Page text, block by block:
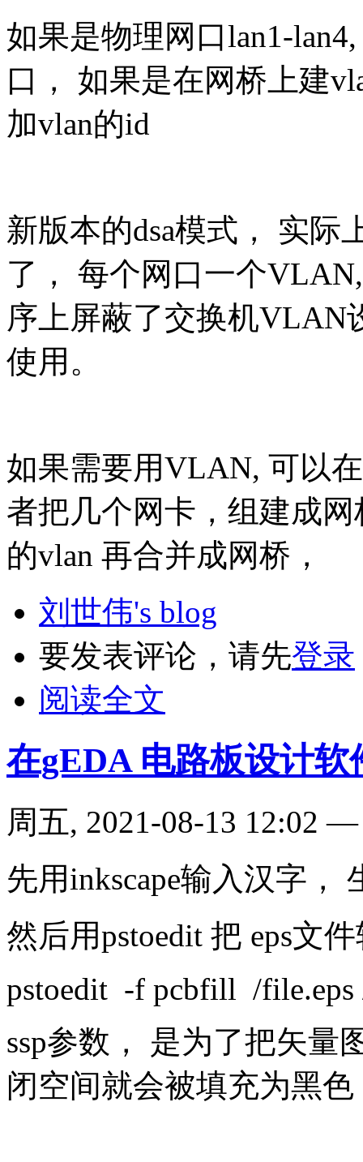
如果是物理网口lan1-
口， 如果是在网桥上建
加vlan的id
新版本的dsa模式， 实际
了， 每个网口一个
序上屏蔽了交换机VLAN
使用。
如果需要用VLAN, 可以
者把几个网卡，组建成
的vlan 再合并成网桥，
刘世伟's blog
要发表评论，请先登录
阅读全文
在gEDA 电路板设计
周五, 2021-08-13 12:02
先用inkscape输入汉字，
然后用pstoedit 把 eps文
pstoedit -f pcbfill /file.eps
ssp参数， 是为了把矢量
闭空间就会被填充为黑色